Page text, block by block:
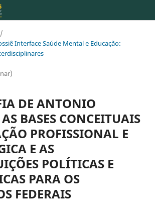
/
Interface Saúde Mental e Educação:
DE ANTONIO
BASES CONCEITUAIS
PROFISSIONAL E
E AS
POLÍTICAS E
PARA OS
FEDERAIS